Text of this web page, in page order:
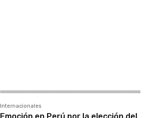
Internacionales